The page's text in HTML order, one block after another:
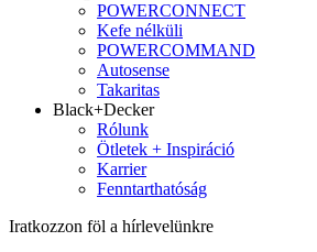
POWERCONNECT
Kefe nélküli
POWERCOMMAND
Autosense
Takaritas
Black+Decker
Rólunk
Ötletek + Inspiráció
Karrier
Fenntarthatóság
Iratkozzon föl a hírlevelünkre